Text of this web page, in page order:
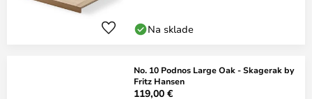
Na sklade
No. 10 Podnos Large Oak - Skagerak by
Fritz Hansen
119,00 €